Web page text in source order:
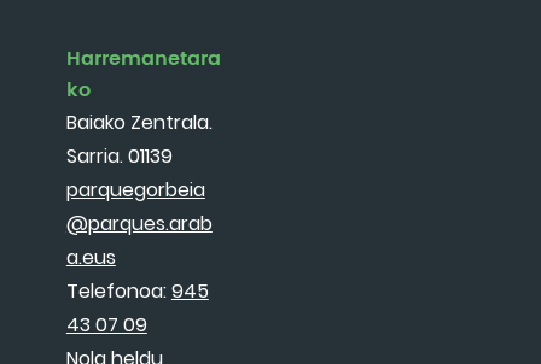
Harremanetara
ko
Baiako Zentrala.
Sarria. 01139
parquegorbeia
@parques.arab
a.eus
Telefonoa:945
43 07 09